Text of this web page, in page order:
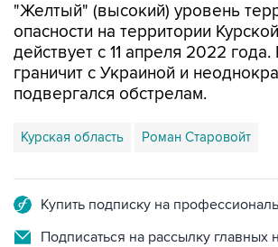
"Желтый" (высокий) уровень
опасности на территории
действует с 11 апреля 2022 года.
граничит с Украиной и
подвергался обстрелам.
Курская область Роман Старовойт
Купить подписку на
Подписаться на рассылку главных